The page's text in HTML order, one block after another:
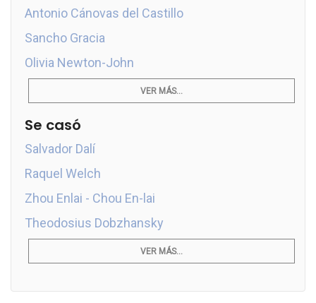
Antonio Cánovas del Castillo
Sancho Gracia
Olivia Newton-John
VER MÁS...
Se casó
Salvador Dalí
Raquel Welch
Zhou Enlai - Chou En-lai
Theodosius Dobzhansky
VER MÁS...